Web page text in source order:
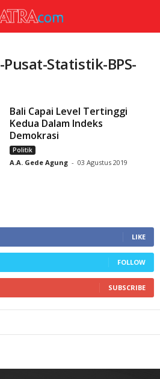
Statistik-BPS-
Bali Capai Level Tertinggi
Kedua Dalam Indeks
Demokrasi
Politik
A.A. Gede Agung - 03 Agustus 2019
LIKE
FOLLOW
SUBSCRIBE